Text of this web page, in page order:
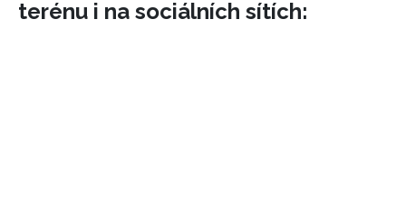
terénu i na sociálních sítích: